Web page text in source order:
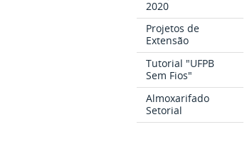
2020
Projetos de
Extensão
Tutorial "UFPB
Sem Fios"
Almoxarifado
Setorial